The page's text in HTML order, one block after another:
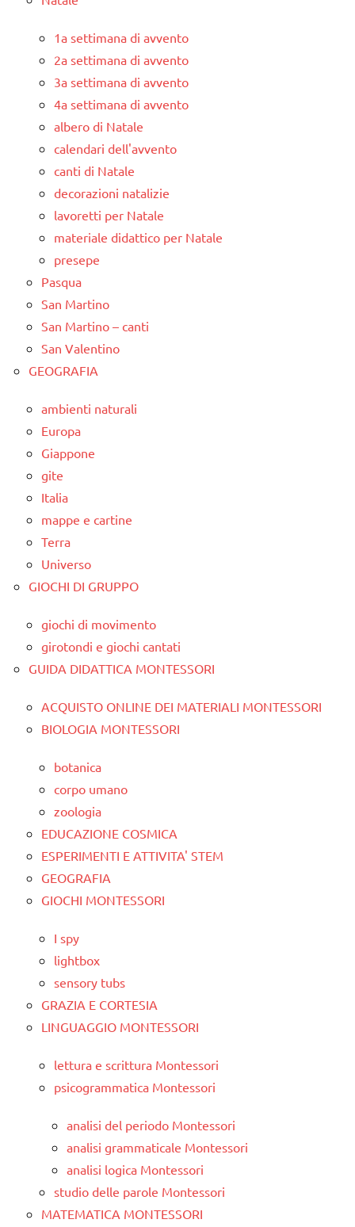
1a settimana di avvento
2a settimana di avvento
3a settimana di avvento
4a settimana di avvento
albero di Natale
calendari dell'avvento
canti di Natale
decorazioni natalizie
lavoretti per Natale
materiale didattico per Natale
presepe
Pasqua
San Martino
San Martino – canti
San Valentino
GEOGRAFIA
ambienti naturali
Europa
Giappone
gite
Italia
mappe e cartine
Terra
Universo
GIOCHI DI GRUPPO
giochi di movimento
girotondi e giochi cantati
GUIDA DIDATTICA MONTESSORI
ACQUISTO ONLINE DEI MATERIALI MONTESSORI
BIOLOGIA MONTESSORI
botanica
corpo umano
zoologia
EDUCAZIONE COSMICA
ESPERIMENTI E ATTIVITA' STEM
GEOGRAFIA
GIOCHI MONTESSORI
I spy
lightbox
sensory tubs
GRAZIA E CORTESIA
LINGUAGGIO MONTESSORI
lettura e scrittura Montessori
psicogrammatica Montessori
analisi del periodo Montessori
analisi grammaticale Montessori
analisi logica Montessori
studio delle parole Montessori
MATEMATICA MONTESSORI